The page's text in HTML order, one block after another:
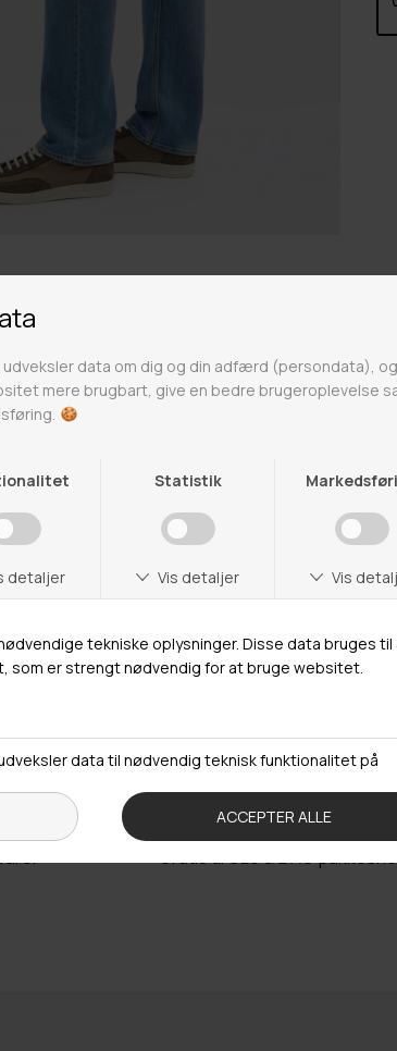
strækker sig over mere end 100 år.
grundlagt af Markus
Nordström i den svenske by,
et tøjmærke som primært
ældre mænd, som ønskede et
startede ud med kun at producere
var det eneste som kollektionerne
Fri fragt over 499kr
Gratis til GLS & DAO